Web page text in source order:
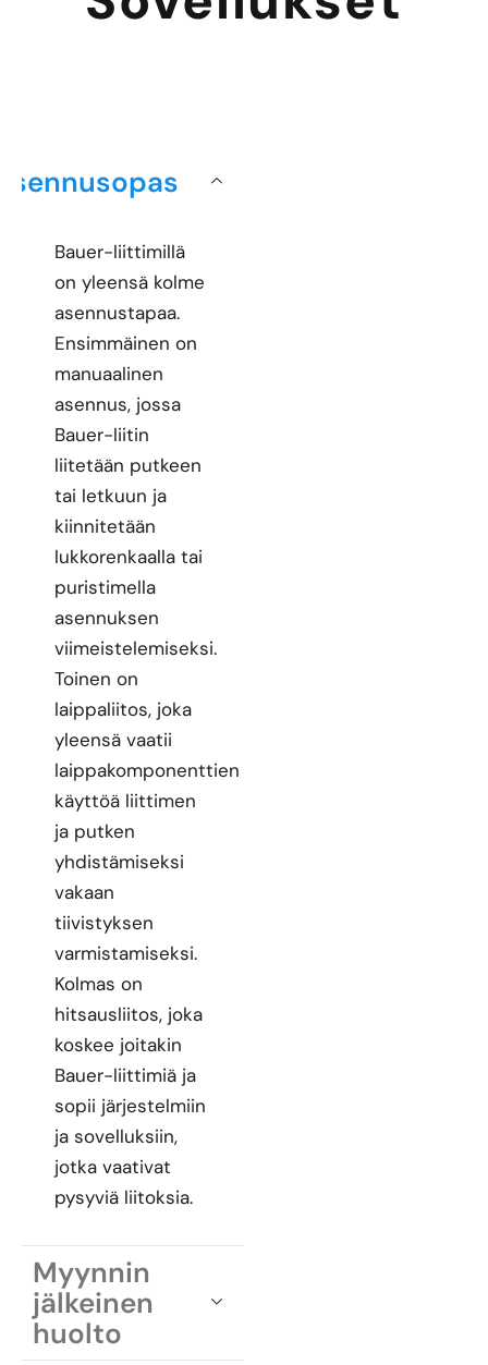
Bauer-liittimillä
on yleensä kolme
asennustapaa.
Ensimmäinen on
manuaalinen
asennus, jossa
Bauer-liitin
liitetään putkeen
tai letkuun ja
kiinnitetään
lukkorenkaalla tai
puristimella
asennuksen
viimeistelemiseksi.
Toinen on
laippaliitos, joka
yleensä vaatii
laippakomponenttien
käyttöä liittimen
ja putken
yhdistämiseksi
vakaan
tiivistyksen
varmistamiseksi.
Kolmas on
hitsausliitos, joka
koskee joitakin
Bauer-liittimiä ja
sopii järjestelmiin
ja sovelluksiin,
jotka vaativat
pysyviä liitoksia.
Myynnin
jälkeinen
huolto